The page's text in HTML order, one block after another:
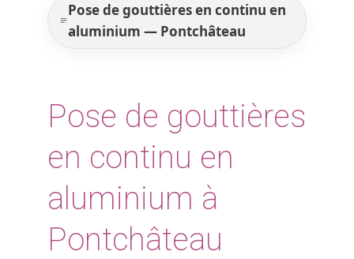
Pose de gouttières en continu en
aluminium — Pontchâteau
Pose de gouttières
en continu en
aluminium à
Pontchâteau